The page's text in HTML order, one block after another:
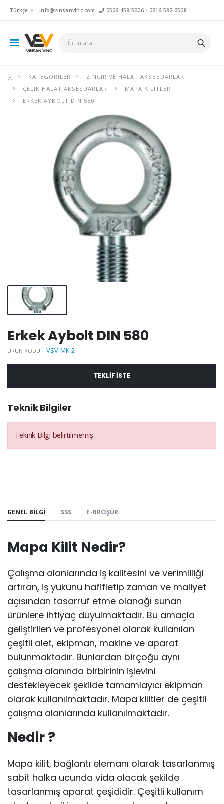
Türkçe info@vinsanvinc.com 0506 458 5006- 0216 582 0508
KATEGORILER
ZINCIR VE HALAT AKSESUARLARI
ÇELIK HALAT AKSESUARLARI
MAPA KILITLER
ERKEK AYBOLT DIN 580
Erkek Aybolt DIN 580
ÜRÜN KODU VSV-MK-2
TEKLIF ISTE
Teknik Bilgiler
Teknik Bilgi belirtilmemiş
GENEL BILGI SSS E-BROŞÜR
Mapa Kilit Nedir?
Çalışma alanlarında iş kalitesini ve verimliliği
artıran, iş yükünü hafifletip zaman ve maliyet
açısından tasarruf etme olanağı sunan
ürünlere ihtiyaç duyulmaktadır. Bu amaçla
geliştirilen ve profesyonel olarak kullanılan
çeşitli alet, ekipman, makine ve aparat
bulunmaktadır. Bunlardan birçoğu aynı
çalışma alanında birbirinin işlevini
destekleyecek şekilde tamamlayıcı ekipman
olarak kullanılmaktadır. Mapa kilitler de çeşitli
çalışma alanlarında kullanılmaktadır.
Nedir ?
Mapa kilit, bağlantı elemanı olarak tasarlanmış
sabit halka ucunda vida olacak şekilde
tasarlanmış aparat çeşididir. Çeşitli kullanım